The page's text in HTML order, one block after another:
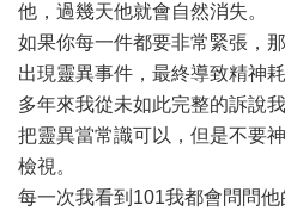
他，過幾天他就會自然消失。
如果你每一件都要非常緊張，
出現靈異事件，最終導致精神
多年來我從未如此完整的訴說
把靈異當常識可以，但是不要
檢視。
每一次我看到101我都會問問他